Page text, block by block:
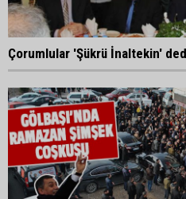
Çorumlular 'Şükrü İnaltekin'